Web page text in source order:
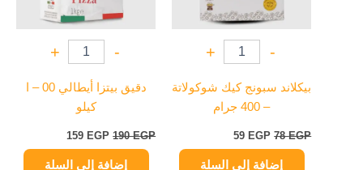
-
+
بيكلاند سبونج كيك شوكولاتة
– 400 جرام
78EGP
59 EGP
إضافة إلى السلة
-
+
دقيق بيتزا أيطالي 00 – ا
كيلو
190EGP
159 EGP
إضافة إلى السلة